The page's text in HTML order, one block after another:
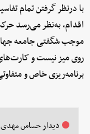
با درنظر گرفتن تمام
اقدام، به‌نظر می‌رسد
موجب شگفتی جامعه
روی میز نیست و
برنامه‌ریزی خاص و
دیدار حساس مهدی